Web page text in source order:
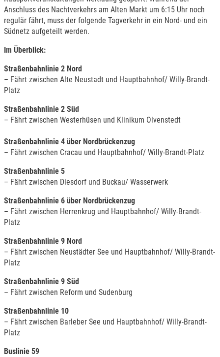
Anschluss des Nachtverkehrs am Alten Markt um 6:15 Uhr noch
regulär fährt, muss der folgende Tagverkehr in ein Nord- und ein
Südnetz aufgeteilt werden.
Im Überblick:
Straßenbahnlinie 2 Nord
– Fährt zwischen Alte Neustadt und Hauptbahnhof/ Willy-Brandt-
Platz
Straßenbahnlinie 2 Süd
– Fährt zwischen Westerhüsen und Klinikum Olvenstedt
Straßenbahnlinie 4 über Nordbrückenzug
– Fährt zwischen Cracau und Hauptbahnhof/ Willy-Brandt-Platz
Straßenbahnlinie 5
– Fährt zwischen Diesdorf und Buckau/ Wasserwerk
Straßenbahnlinie 6 über Nordbrückenzug
– Fährt zwischen Herrenkrug und Hauptbahnhof/ Willy-Brandt-
Platz
Straßenbahnlinie 9 Nord
– Fährt zwischen Neustädter See und Hauptbahnhof/ Willy-Brandt-
Platz
Straßenbahnlinie 9 Süd
– Fährt zwischen Reform und Sudenburg
Straßenbahnlinie 10
– Fährt zwischen Barleber See und Hauptbahnhof/ Willy-Brandt-
Platz
Buslinie 59